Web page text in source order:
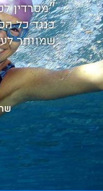
כנגד כל
שמוותר